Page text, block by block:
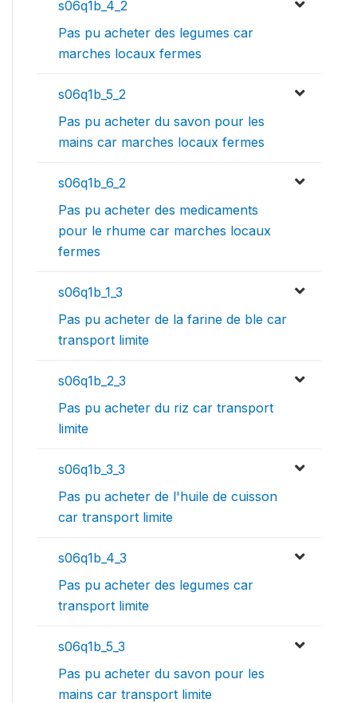
s06q1b_4_2
Pas pu acheter des legumes car
marches locaux fermes
s06q1b_5_2
Pas pu acheter du savon pour les
mains car marches locaux fermes
s06q1b_6_2
Pas pu acheter des medicaments
pour le rhume car marches locaux
fermes
s06q1b_1_3
Pas pu acheter de la farine de ble car
transport limite
s06q1b_2_3
Pas pu acheter du riz car transport
limite
s06q1b_3_3
Pas pu acheter de l'huile de cuisson
car transport limite
s06q1b_4_3
Pas pu acheter des legumes car
transport limite
s06q1b_5_3
Pas pu acheter du savon pour les
mains car transport limite